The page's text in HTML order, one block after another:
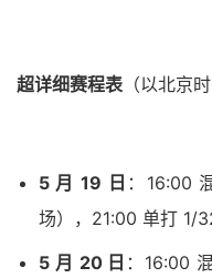
超详细赛程表（以北京时
5 月 19 日 ：16:00
场），21:00 单打 1/
5 月 20 日 ：16:00